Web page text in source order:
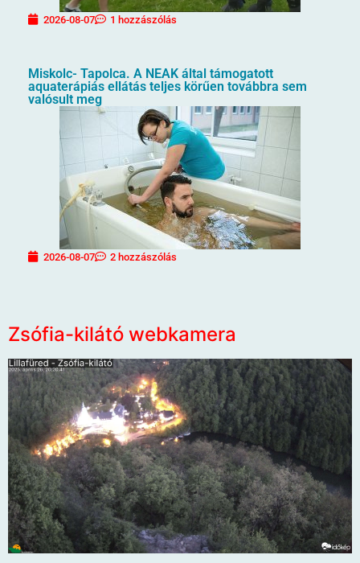
2026-08-07 1 hozzászólás
Miskolc- Tapolca. A NEAK által támogatott
aquaterápiás ellátás teljes körűen továbbra sem
valósult meg
2026-08-07 2 hozzászólás
Zsófia-kilátó webkamera